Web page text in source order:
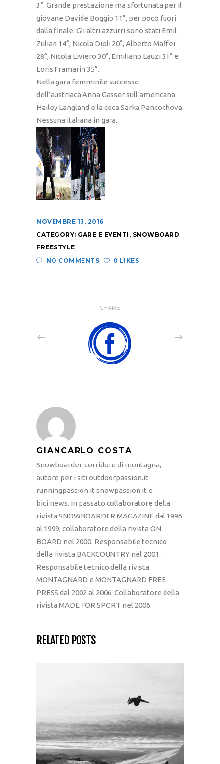
3°. Grande prestazione ma sfortunata per il
giovane Davide Boggio 11°, per poco fuori
dalla finale. Gli altri azzurri sono stati Emil
Zulian 14°, Nicola Dioli 20°, Alberto Maffei
28°, Nicola Liviero 30°, Emiliano Lauzi 31° e
Loris Framarin 35°.
Nella gara femminile successo
dell’austriaca Anna Gasser sull’americana
Hailey Langland e la ceca Sarka Pancochova.
Nessuna italiana in gara.
NOVEMBRE 13, 2016
CATEGORY: GARE E EVENTI , SNOWBOARD
FREESTYLE
NO COMMENTS
0 LIKES
SHARE
GIANCARLO COSTA
Snowboarder, corridore di montagna,
autore per i siti outdoorpassion.it
runningpassion.it snowpassion.it e
bici.news. In passato collaboratore della
rivista SNOWBOARDER MAGAZINE dal 1996
al 1999, collaboratore della rivista ON
BOARD nel 2000. Responsabile tecnico
della rivista BACKCOUNTRY nel 2001.
Responsabile tecnico della rivista
MONTAGNARD e MONTAGNARD FREE
PRESS dal 2002 al 2006. Collaboratore della
rivista MADE FOR SPORT nel 2006.
RELATED POSTS